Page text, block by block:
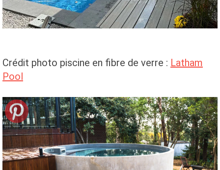
Crédit photo piscine en fibre de verre : Latham
Pool